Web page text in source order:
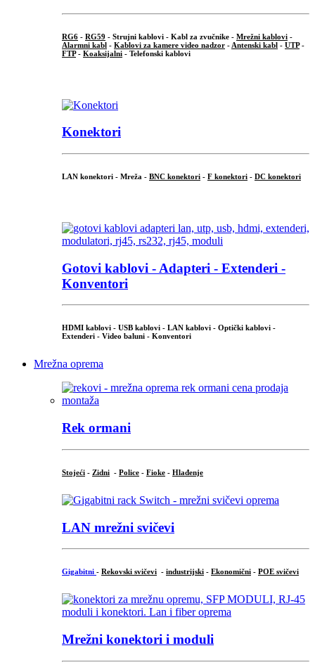
RG6 - RG59 - Strujni kablovi - Kabl za zvučnike - Mrežni kablovi -
Alarmni kabl - Kablovi za kamere video nadzor - Antenski kabl - UTP-
FTP- Koaksijalni - Telefonski kablovi
Konektori
LAN konektori - Mreža - BNC konektori - F konektori - DC konektori
Gotovi kablovi - Adapteri - Extenderi -
Konventori
HDMI kablovi - USB kablovi - LAN kablovi - Optički kablovi -
Extenderi - Video baluni - Konventori
Mrežna oprema
Rek ormani
Stojeći - Zidni - Police - Fioke - Hlađenje
LAN mrežni svičevi
Gigabitni - Rekovski svičevi - industrijski - Ekonomični - POE svičevi
Mrežni konektori i moduli